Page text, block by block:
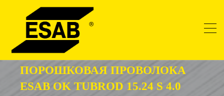
ПОРОШКОВАЯ ПРОВОЛОКА
ESAB OK TUBROD 15.24 S 4.0